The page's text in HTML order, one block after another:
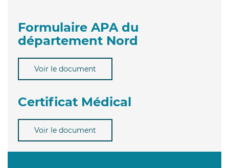
Formulaire APA du
département Nord
Voir le document
Certificat Médical
Voir le document